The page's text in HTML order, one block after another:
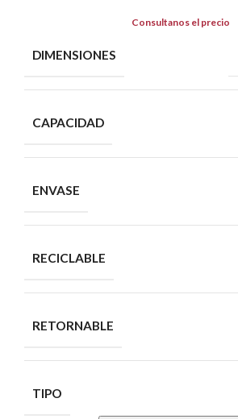
Consultanos el precio
DIMENSIONES
CAPACIDAD
ENVASE
RECICLABLE
RETORNABLE
TIPO